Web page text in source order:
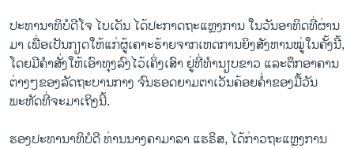
ປະທານາທິບໍດີໂຈ ໄບເດັນ ໄດ້ປະກາດຖະແຫຼງການ ໃນວັນອາທິດທີ່ຜ່ານ
ມາ ເພື່ອເປັນກຽດໃຫ້ແກ່ຜູ້ເຄາະຮ້າຍຈາກເຫດການຍິງສັງຫານໝູ່ໃນຄັ້ງນີ້,
ໂດຍມີຄໍາສັ່ງໃຫ້ເອົາທຸງລົງໄວ້ເຄິ່ງເສົາ ຢູ່ທີ່ທໍານຽບຂາວ ແລະຕຶກອາຄານ
ຕ່າງໆຂອງລັດຖະບານກາງ ຈົນຮອດຍາມຕາເວັນຄ້ອຍຄໍ່າຂອງມື້ວັນ
ພະຫັດທີ່ຈະມາເຖິງນີ້.
ຮອງປະທານາທິບໍດີ ທ່ານນາງຄາມາລາ ແຮຣິສ, ໄດ້ກ່າວຖະແຫຼງການ